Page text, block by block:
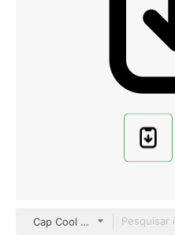
Cap Cool black outline